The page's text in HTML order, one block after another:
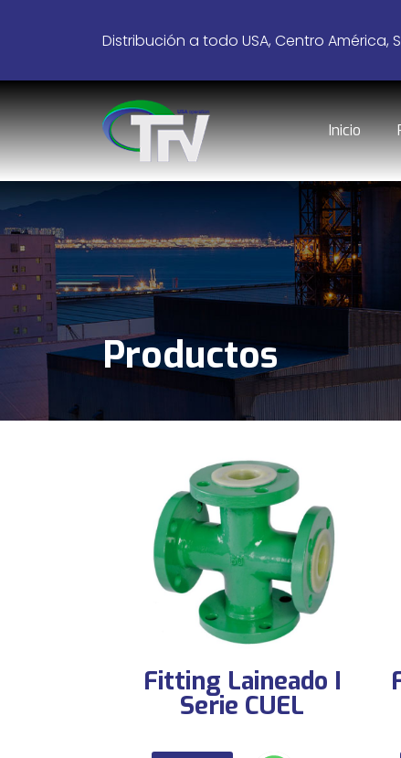
Distribución a todo USA, Centro América,
Inicio
Productos
Fitting Laineado I
Serie CUEL